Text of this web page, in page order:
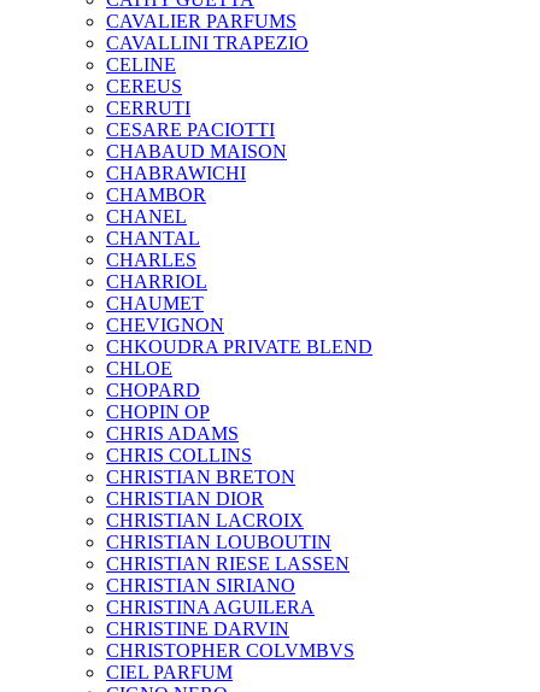
CAVALIER PARFUMS
CAVALLINI TRAPEZIO
CELINE
CEREUS
CERRUTI
CESARE PACIOTTI
CHABAUD MAISON
CHABRAWICHI
CHAMBOR
CHANEL
CHANTAL
CHARLES
CHARRIOL
CHAUMET
CHEVIGNON
CHKOUDRA PRIVATE BLEND
CHLOE
CHOPARD
CHOPIN OP
CHRIS ADAMS
CHRIS COLLINS
CHRISTIAN BRETON
CHRISTIAN DIOR
CHRISTIAN LACROIX
CHRISTIAN LOUBOUTIN
CHRISTIAN RIESE LASSEN
CHRISTIAN SIRIANO
CHRISTINA AGUILERA
CHRISTINE DARVIN
CHRISTOPHER COLVMBVS
CIEL PARFUM